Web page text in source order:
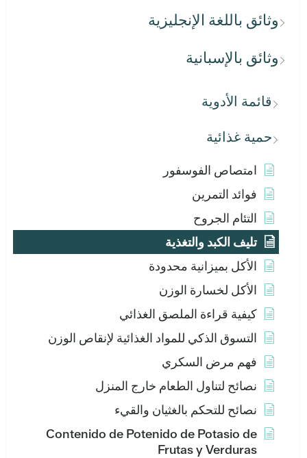
وثائق باللغة الإنجليزية
وثائق بالإسبانية
قائمة الأدوية
حمية غذائية
امتصاص الفوسفور
فوائد التمرين
التئام الجروح
تليف الكبد والتغذية
الأكل بميزانية محدودة
الأكل لخسارة الوزن
كيفية قراءة الملصق الغذائي
التسوق الذكي للمواد الغذائية لإنقاص الوزن
فهم مرض السكري
نصائح لتناول الطعام خارج المنزل
نصائح للتحكم بالغثيان والقيء
Contenido de Potenido de Potasio de
Frutas y Verduras